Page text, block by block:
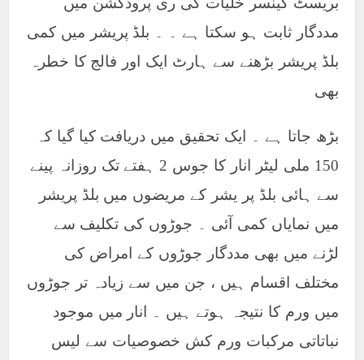
مددگار ثابت ہو سکتا ہے ۔ ۔ بلڈ پریشر میں کمی
بلڈ پریشر بڑھنے سے ہارٹ ایک اور فالج کا خطرہ
بھی
بڑھ جاتا ہے ۔ ایک تحقیق میں دریافت کیا گیا کہ
150 ملی لیٹر انار کا جوس 2 ہفتے تک روزانہ پینے
سے ہائی بلڈ پر یشر کے مریضوں میں بلڈ پریشر
میں نمایاں کمی آئی ۔ جوڑوں کی تکلیف سے
لڑنے میں بھی مددگار جوڑوں کے امراض کی
مختلف اقسام ہیں ، جن میں سے زیادہ تر جوڑوں
میں ورم کا نتیجہ ہوتے ہیں ۔ انار میں موجود
نباتاتی مرکبات ورم کش خصوصیات سے لیس